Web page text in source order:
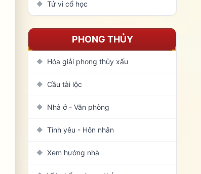
◆ Tử vi cổ học
PHONG THỦY
◆ Hóa giải phong thủy xấu
◆ Cầu tài lộc
◆ Nhà ở - Văn phòng
◆ Tình yêu - Hôn nhân
◆ Xem hướng nhà